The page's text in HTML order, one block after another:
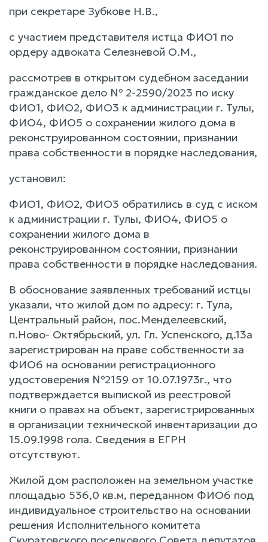
при секретаре Зубкове Н.В.,
с участием представителя истца ФИО1 по
ордеру адвоката Селезневой О.М.,
рассмотрев в открытом судебном заседании
гражданское дело № 2-2590/2023 по иску
ФИО1, ФИО2, ФИО3 к администрации г. Тулы,
ФИО4, ФИО5 о сохранении жилого дома в
реконструированном состоянии, признании
права собственности в порядке наследования,
установил:
ФИО1, ФИО2, ФИО3 обратились в суд с иском
к администрации г. Тулы, ФИО4, ФИО5 о
сохранении жилого дома в
реконструированном состоянии, признании
права собственности в порядке наследования.
В обоснование заявленных требований истцы
указали, что жилой дом по адресу: г. Тула,
Центральный район, пос.Менделеевский,
п.Ново- Октябрьский, ул. Гл. Успенского, д.13а
зарегистрирован на праве собственности за
ФИО6 на основании регистрационного
удостоверения №2159 от 10.07.1973г., что
подтверждается выпиской из реестровой
книги о правах на объект, зарегистрированных
в организации технической инвентаризации до
15.09.1998 гола. Сведения в ЕГРН
отсутствуют.
Жилой дом расположен на земельном участке
площадью 536,0 кв.м, переданном ФИО6 под
индивидуальное строительство на основании
решения Исполнительного комитета